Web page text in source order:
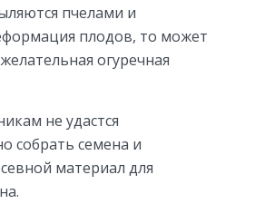
пчелами и
плодов, то может
огуречная
не удастся
собрать семена и
материал для